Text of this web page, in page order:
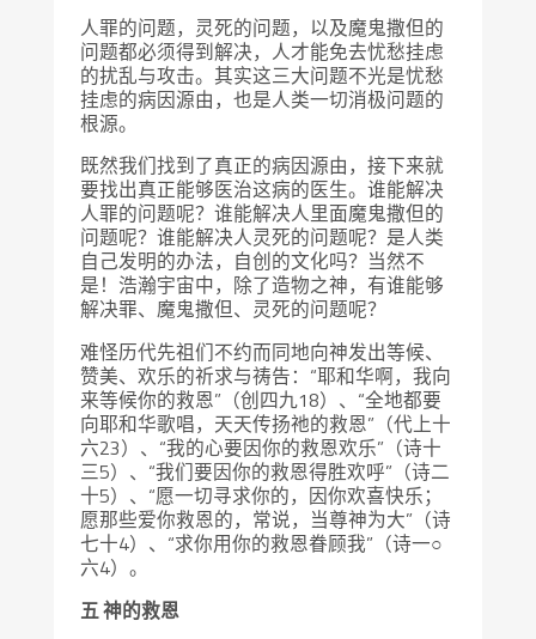
人罪的问题，灵死的问题，以及魔鬼撒但的
问题都必须得到解决，人才能免去忧愁挂虑
的扰乱与攻击。其实这三大问题不光是忧愁
挂虑的病因源由，也是人类一切消极问题的
根源。
既然我们找到了真正的病因源由，接下来就
要找出真正能够医治这病的医生。谁能解决
人罪的问题呢？谁能解决人里面魔鬼撒但的
问题呢？谁能解决人灵死的问题呢？是人类
自己发明的办法，自创的文化吗？当然不
是！浩瀚宇宙中，除了造物之神，有谁能够
解决罪、魔鬼撒但、灵死的问题呢？
难怪历代先祖们不约而同地向神发出等候、
赞美、欢乐的祈求与祷告：“耶和华啊，我向
来等候你的救恩”（创四九18）、“全地都要
向耶和华歌唱，天天传扬祂的救恩”（代上十
六23）、“我的心要因你的救恩欢乐”（诗十
三5）、“我们要因你的救恩得胜欢呼”（诗二
十5）、“愿一切寻求你的，因你欢喜快乐；
愿那些爱你救恩的，常说，当尊神为大”（诗
七十4）、“求你用你的救恩眷顾我”（诗一○
六4）。
五 神的救恩